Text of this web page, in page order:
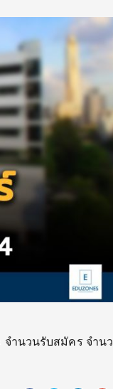
จำนวนรับสมัคร จำน